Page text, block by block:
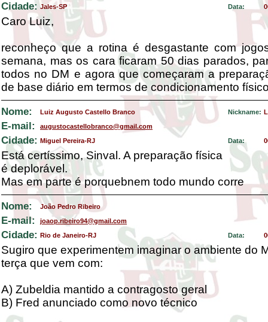
Cidade: Jales-SP Data:
Caro Luiz,
reconheço que a rotina é desgastante com
semana, mas os cara ficaram 50 dias parados,
todos no DM e agora que começaram a
de base diário em termos de condicionamento
Nome: Luiz Augusto Castello Branco Nickname:
E-mail: augustocastellobranco@gmail.com
Cidade: Miguel Pereira-RJ Data:
Está certíssimo, Sinval. A preparação física
é deplorável.
Mas em parte é porquebnem todo mundo corre
Nome: João Pedro Ribeiro
E-mail: joaop.ribeiro94@gmail.com
Cidade: Rio de Janeiro-RJ Data:
Sugiro que experimentem imaginar o ambiente do
terça que vem com:
A) Zubeldia mantido a contragosto geral
B) Fred anunciado como novo técnico